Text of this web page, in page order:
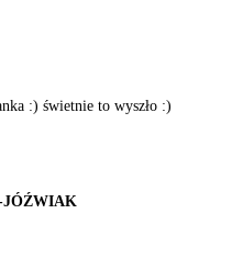
:) świetnie to wyszło :)
JÓŹWIAK